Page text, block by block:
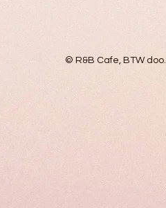
© R&B Cafe, BTW doo.